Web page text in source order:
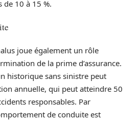
10 à 15 %.
joue également un rôle
de la prime d’assurance.
historique sans sinistre peut
annuelle, qui peut atteindre 50
responsables. Par
de conduite est